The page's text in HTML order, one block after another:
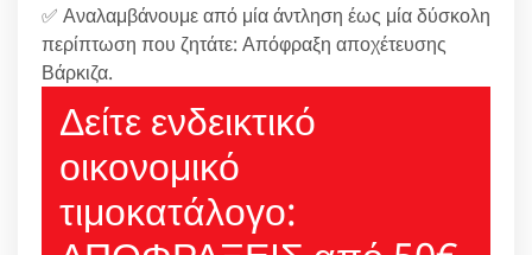
✅ Αναλαμβάνουμε από μία άντληση έως μία δύσκολη
περίπτωση που ζητάτε: Απόφραξη αποχέτευσης
Βάρκιζα.
Δείτε ενδεικτικό
οικονομικό
τιμοκατάλογο: